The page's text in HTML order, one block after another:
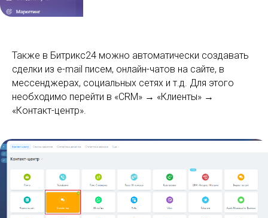
Также в Битрикс24 можно автоматически создавать
сделки из e-mail писем, онлайн-чатов на сайте, в
мессенджерах, социальных сетях и т.д. Для этого
необходимо перейти в «CRM» → «Клиенты» →
«Контакт-центр».